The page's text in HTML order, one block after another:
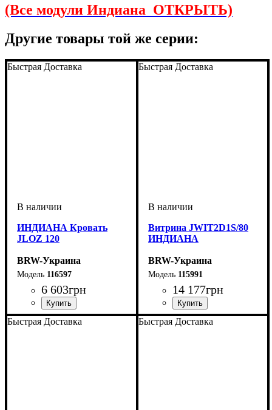
(Все модули Индиана ОТКРЫТЬ)
Другие товары той же серии:
Быстрая Доставка
ИНДИАНА Кровать
JLOZ 120
BRW-Украина
116597
6 603грн
ширина, мм: 1260
высота, мм: 960
глубина, мм: 2065
Быстрая Доставка
Витрина JWIT2D1S/80
ИНДИАНА
BRW-Украина
115991
14 177грн
ширина, мм: 800
высота, мм: 1950
глубина, мм: 400
Быстрая Доставка Быстрая Доставка